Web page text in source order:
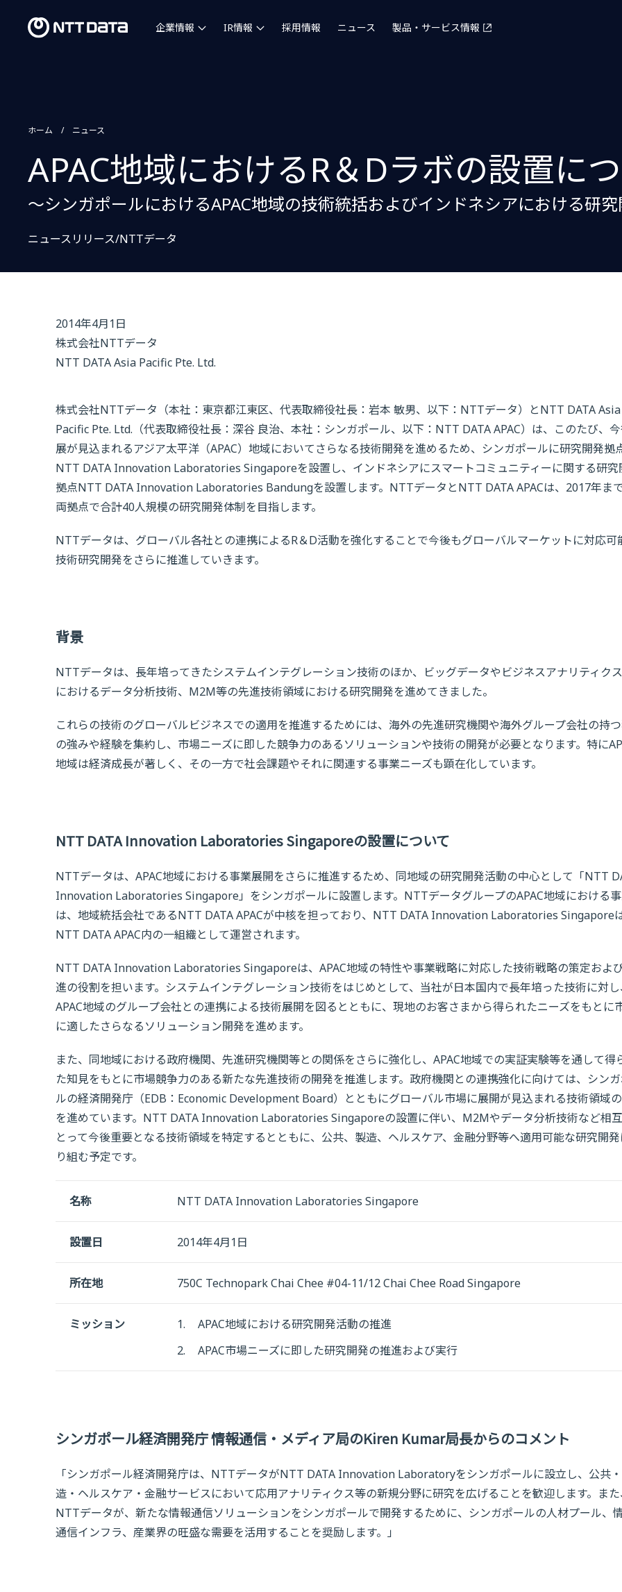
企業情報 IR情報 採用情報 ニュース 製品・サービス情報
ホーム ニュース
APAC地域におけるR＆Dラボの設置に
～シンガポールにおけるAPAC地域の技術統括およびインドネシアにおける研
ニュースリリース/NTTデータ
2014年4月1日
株式会社NTTデータ
NTT DATA Asia Pacific Pte. Ltd.
株式会社NTTデータ（本社：東京都江東区、代表取締役社長：岩本 敏男、以下：NTTデータ）とNTT DATA Asia
Pacific Pte. Ltd.（代表取締役社長：深谷 良治、本社：シンガポール、以下：NTT DATA APAC）は、このたび、
展が見込まれるアジア太平洋（APAC）地域においてさらなる技術開発を進めるため、シンガポールに研究開発拠
NTT DATA Innovation Laboratories Singaporeを設置し、インドネシアにスマートコミュニティーに関する研究
拠点NTT DATA Innovation Laboratories Bandungを設置します。NTTデータとNTT DATA APACは、2017年ま
両拠点で合計40人規模の研究開発体制を目指します。
NTTデータは、グローバル各社との連携によるR＆D活動を強化することで今後もグローバルマーケットに対応可
技術研究開発をさらに推進していきます。
背景
NTTデータは、長年培ってきたシステムインテグレーション技術のほか、ビッグデータやビジネスアナリティク
におけるデータ分析技術、M2M等の先進技術領域における研究開発を進めてきました。
これらの技術のグローバルビジネスでの適用を推進するためには、海外の先進研究機関や海外グループ会社の持
の強みや経験を集約し、市場ニーズに即した競争力のあるソリューションや技術の開発が必要となります。特に
地域は経済成長が著しく、その一方で社会課題やそれに関連する事業ニーズも顕在化しています。
NTT DATA Innovation Laboratories Singaporeの設置について
NTTデータは、APAC地域における事業展開をさらに推進するため、同地域の研究開発活動の中心として「NTT
Innovation Laboratories Singapore」をシンガポールに設置します。NTTデータグループのAPAC地域における
は、地域統括会社であるNTT DATA APACが中核を担っており、NTT DATA Innovation Laboratories Singapore
NTT DATA APAC内の一組織として運営されます。
NTT DATA Innovation Laboratories Singaporeは、APAC地域の特性や事業戦略に対応した技術戦略の策定およ
進の役割を担います。システムインテグレーション技術をはじめとして、当社が日本国内で長年培った技術に対し
APAC地域のグループ会社との連携による技術展開を図るとともに、現地のお客さまから得られたニーズをもとに
に適したさらなるソリューション開発を進めます。
また、同地域における政府機関、先進研究機関等との関係をさらに強化し、APAC地域での実証実験等を通して得
た知見をもとに市場競争力のある新たな先進技術の開発を推進します。政府機関との連携強化に向けては、シン
ルの経済開発庁（EDB：Economic Development Board）とともにグローバル市場に展開が見込まれる技術領域
を進めています。NTT DATA Innovation Laboratories Singaporeの設置に伴い、M2Mやデータ分析技術など相
とって今後重要となる技術領域を特定するとともに、公共、製造、ヘルスケア、金融分野等へ適用可能な研究開
り組む予定です。
名称 NTT DATA Innovation Laboratories Singapore
設置日 2014年4月1日
所在地 750C Technopark Chai Chee #04-11/12 Chai Chee Road Singapore
ミッション 1.
APAC地域における研究開発活動の推進
2.
APAC市場ニーズに即した研究開発の推進および実行
シンガポール経済開発庁 情報通信・メディア局のKiren Kumar局長からのコメント
「シンガポール経済開発庁は、NTTデータがNTT DATA Innovation Laboratoryをシンガポールに設立し、公共
造・ヘルスケア・金融サービスにおいて応用アナリティクス等の新規分野に研究を広げることを歓迎します。また
NTTデータが、新たな情報通信ソリューションをシンガポールで開発するために、シンガポールの人材プール、
通信インフラ、産業界の旺盛な需要を活用することを奨励します。」